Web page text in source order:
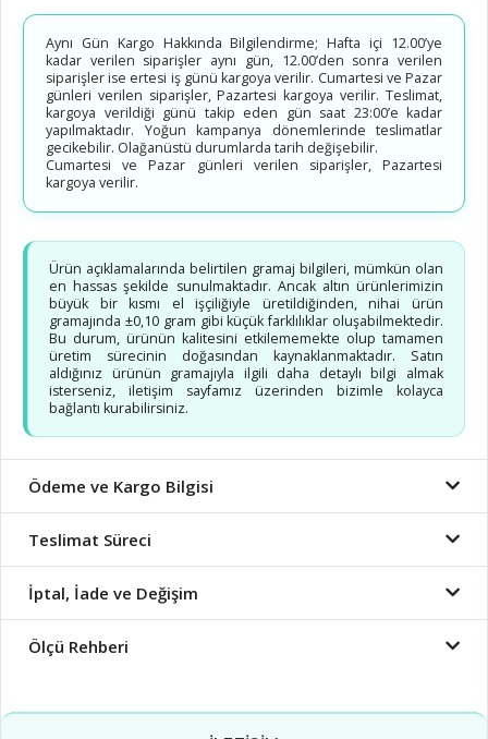
Aynı Gün Kargo Hakkında Bilgilendirme; Hafta içi 12.00’ye
kadar verilen siparişler aynı gün, 12.00’den sonra verilen
siparişler ise ertesi iş günü kargoya verilir. Cumartesi ve Pazar
günleri verilen siparişler, Pazartesi kargoya verilir. Teslimat,
kargoya verildiği günü takip eden gün saat 23:00’e kadar
yapılmaktadır. Yoğun kampanya dönemlerinde teslimatlar
gecikebilir. Olağanüstü durumlarda tarih değişebilir.
Cumartesi ve Pazar günleri verilen siparişler, Pazartesi
kargoya verilir.
Ürün açıklamalarında belirtilen gramaj bilgileri, mümkün olan
en hassas şekilde sunulmaktadır. Ancak altın ürünlerimizin
büyük bir kısmı el işçiliğiyle üretildiğinden, nihai ürün
gramajında ±0,10 gram gibi küçük farklılıklar oluşabilmektedir.
Bu durum, ürünün kalitesini etkilememekte olup tamamen
üretim sürecinin doğasından kaynaklanmaktadır. Satın
aldığınız ürünün gramajıyla ilgili daha detaylı bilgi almak
isterseniz, iletişim sayfamız üzerinden bizimle kolayca
bağlantı kurabilirsiniz.
Ödeme ve Kargo Bilgisi
Teslimat Süreci
İptal, İade ve Değişim
Ölçü Rehberi